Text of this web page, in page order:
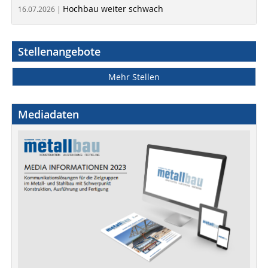
16.07.2026 | Hochbau weiter schwach
Stellenangebote
Mehr Stellen
Mediadaten